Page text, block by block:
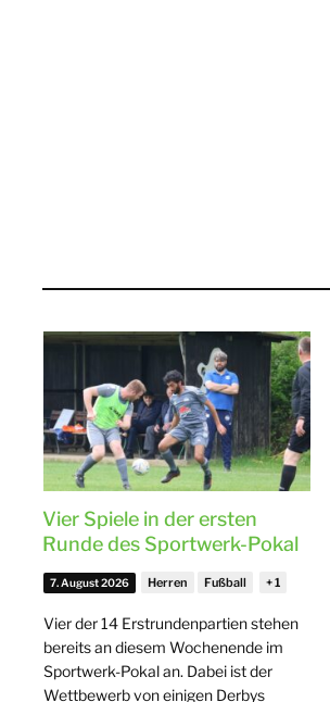
Vier Spiele in der ersten
Runde des Sportwerk-Pokal
7. August 2026 Herren Fußball
Vier der 14 Erstrundenpartien stehen
bereits an diesem Wochenende im
Sportwerk-Pokal an. Dabei ist der
Wettbewerb von einigen Derbys